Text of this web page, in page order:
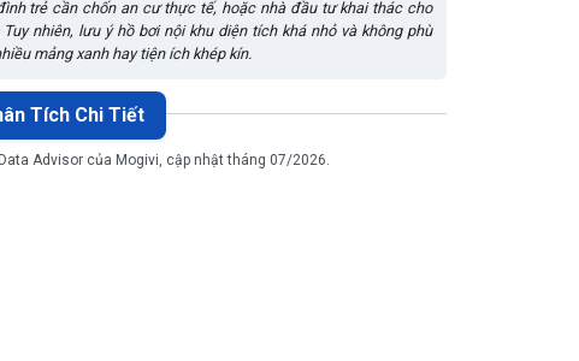
trẻ cần chốn an cư thực tế, hoặc nhà đầu tư khai thác cho
nhiên, lưu ý hồ bơi nội khu diện tích khá nhỏ và không phù
mảng xanh hay tiện ích khép kín.
Tích Chi Tiết
Advisor của Mogivi, cập nhật tháng 07/2026.